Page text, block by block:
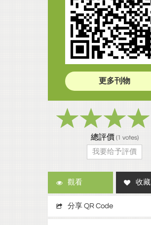
更多刊物
總評價 (1 votes)
我要给予評價
觀看 收藏
分享 QR Code